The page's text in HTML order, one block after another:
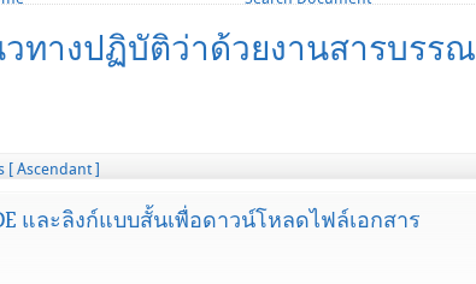
วทางปฏิบัติว่าด้วยงานสารบรรณ
[ Ascendant ]
และลิงก์แบบสั้นเพื่อดาวน์โหลดไฟล์เอกสาร